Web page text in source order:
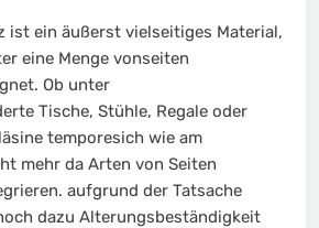
ist ein äußerst vielseitiges Material,
eine Menge vonseiten
Ob unter
Tische, Stühle, Regale oder
temporesich wie am
mehr da Arten von Seiten
aufgrund der Tatsache
dazu Alterungsbeständigkeit